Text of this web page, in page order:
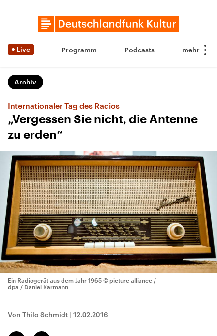
Live Programm Podcasts
Archiv
Internationaler Tag des Radios
„Vergessen Sie nicht, die Antenne
zu erden“
Ein Radiogerät aus dem Jahr 1965 © picture alliance /
dpa / Daniel Karmann
Von Thilo Schmidt | 12.02.2016